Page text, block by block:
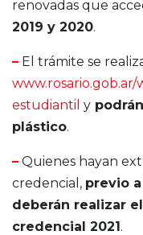
renovadas que
2019 y 2020.
– El trámite se
estudiantil y
plástico.
– Quienes hayan
credencial, previo
deberán realizar
credencial 2021.